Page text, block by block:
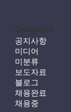
Categories
공지사항
미디어
미분류
보도자료
블로그
채용완료
채용중